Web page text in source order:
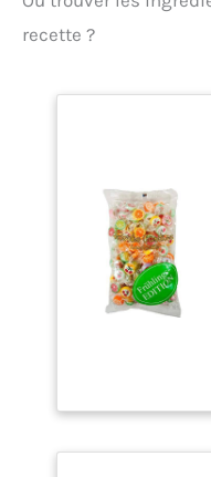
recette ?